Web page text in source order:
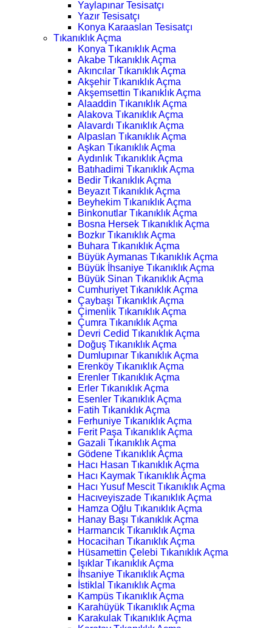
Yaylapınar Tesisatçı
Yazır Tesisatçı
Konya Karaaslan Tesisatçı
Tıkanıklık Açma
Konya Tıkanıklık Açma
Akabe Tıkanıklık Açma
Akıncılar Tıkanıklık Açma
Akşehir Tıkanıklık Açma
Akşemsettin Tıkanıklık Açma
Alaaddin Tıkanıklık Açma
Alakova Tıkanıklık Açma
Alavardı Tıkanıklık Açma
Alpaslan Tıkanıklık Açma
Aşkan Tıkanıklık Açma
Aydınlık Tıkanıklık Açma
Batıhadimi Tıkanıklık Açma
Bedir Tıkanıklık Açma
Beyazıt Tıkanıklık Açma
Beyhekim Tıkanıklık Açma
Binkonutlar Tıkanıklık Açma
Bosna Hersek Tıkanıklık Açma
Bozkır Tıkanıklık Açma
Buhara Tıkanıklık Açma
Büyük Aymanas Tıkanıklık Açma
Büyük İhsaniye Tıkanıklık Açma
Büyük Sinan Tıkanıklık Açma
Cumhuriyet Tıkanıklık Açma
Çaybaşı Tıkanıklık Açma
Çimenlik Tıkanıklık Açma
Çumra Tıkanıklık Açma
Devri Cedid Tıkanıklık Açma
Doğuş Tıkanıklık Açma
Dumlupınar Tıkanıklık Açma
Erenköy Tıkanıklık Açma
Erenler Tıkanıklık Açma
Erler Tıkanıklık Açma
Esenler Tıkanıklık Açma
Fatih Tıkanıklık Açma
Ferhuniye Tıkanıklık Açma
Ferit Paşa Tıkanıklık Açma
Gazali Tıkanıklık Açma
Gödene Tıkanıklık Açma
Hacı Hasan Tıkanıklık Açma
Hacı Kaymak Tıkanıklık Açma
Hacı Yusuf Mescit Tıkanıklık Açma
Hacıveyiszade Tıkanıklık Açma
Hamza Oğlu Tıkanıklık Açma
Hanay Başı Tıkanıklık Açma
Harmancık Tıkanıklık Açma
Hocacihan Tıkanıklık Açma
Hüsamettin Çelebi Tıkanıklık Açma
Işıklar Tıkanıklık Açma
İhsaniye Tıkanıklık Açma
İstiklal Tıkanıklık Açma
Kampüs Tıkanıklık Açma
Karahüyük Tıkanıklık Açma
Karakulak Tıkanıklık Açma